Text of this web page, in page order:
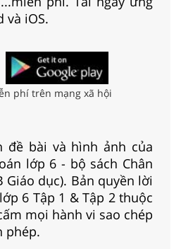
và iOS.
phí trên mạng xã hội
đề bài và hình ảnh của
lớp 6 - bộ sách Chân
Giáo dục). Bản quyền lời
6 Tập 1 & Tập 2 thuộc
mọi hành vi sao chép
phép.